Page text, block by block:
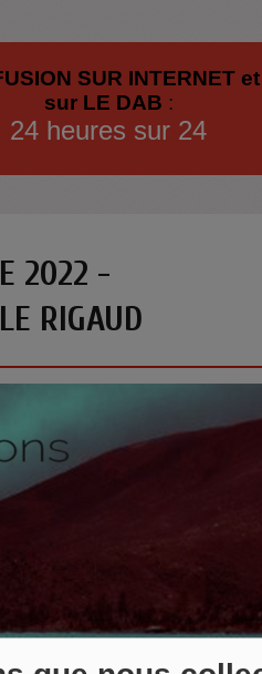
SUR INTERNET et
sur LE DAB :
24 heures sur 24
2022 -
RIGAUD